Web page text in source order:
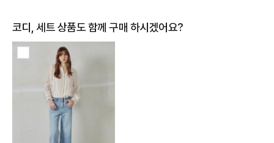
코디, 세트 상품도 함께 구매 하시겠어요?